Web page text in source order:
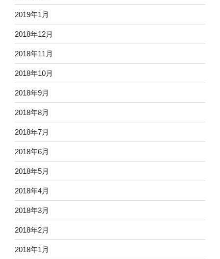
2019年1月
2018年12月
2018年11月
2018年10月
2018年9月
2018年8月
2018年7月
2018年6月
2018年5月
2018年4月
2018年3月
2018年2月
2018年1月